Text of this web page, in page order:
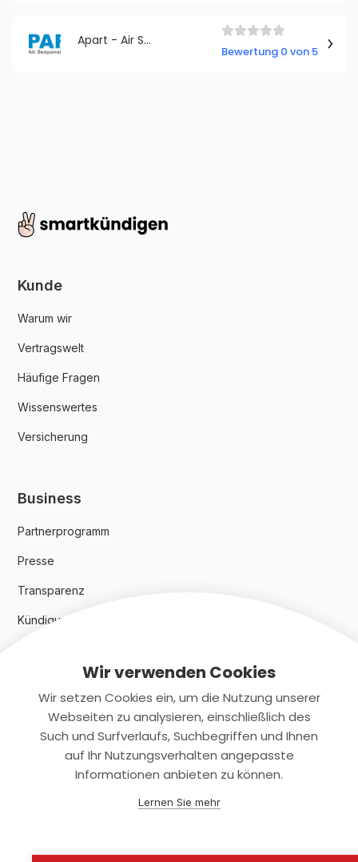
Apart - Air Suspension Parts
Bewertung 0 von 5
Kunde
Warum wir
Vertragswelt
Häufige Fragen
Wissenswertes
Versicherung
Business
Partnerprogramm
Presse
Transparenz
Kündigungsindex 2024
Rechtliches
Datenschutz
Wir verwenden Cookies
Wir setzen Cookies ein, um die Nutzung unserer
Webseiten zu analysieren, einschließlich des
Such und Surfverlaufs, Suchbegriffen und Ihnen
auf Ihr Nutzungsverhalten angepasste
Informationen anbieten zu können.
Lernen Sie mehr